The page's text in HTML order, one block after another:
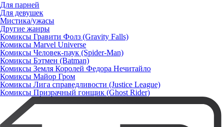
Для парней
Для девушек
Мистика/ужасы
Другие жанры
Комиксы Гравити Фолз (Gravity Falls)
Комиксы Marvel Universe
Комиксы Человек-паук (Spider-Man)
Комиксы Бэтмен (Batman)
Комиксы Земля Королей Федора Нечитайло
Комиксы Майор Гром
Комиксы Лига справедливости (Justice League)
Комиксы Призрачный гонщик (Ghost Rider)